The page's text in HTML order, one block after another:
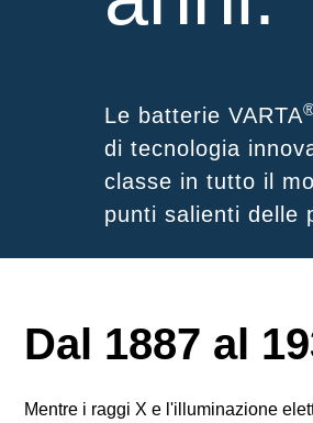
Le batterie VARTA
di tecnologia
classe in tutto il
punti salienti delle
Dal 1887 al
Mentre i raggi X e l'illuminazione